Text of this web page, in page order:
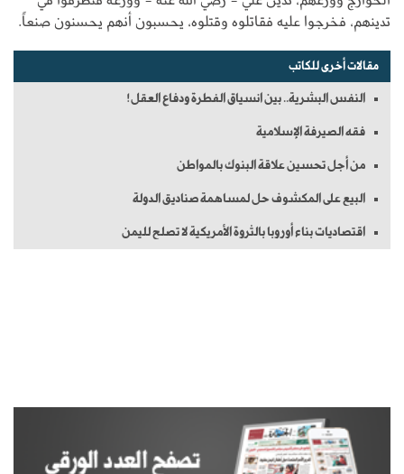
تدينهم، فخرجوا عليه فقاتلوه وقتلوه، يحسبون أنهم يحسنون صنعاً.
مقالات أخرى للكاتب
النفس البشرية.. بين انسياق الفطرة ودفاع العقل!
فقه الصيرفة الإسلامية
من أجل تحسين علاقة البنوك بالمواطن
البيع على المكشوف حل لمساهمة صناديق الدولة
اقتصاديات بناء أوروبا بالثروة الأمريكية لا تصلح لليمن